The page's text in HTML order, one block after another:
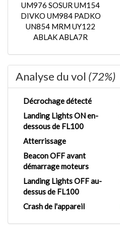
UM976 SOSUR UM154
DIVKO UM984 PADKO
UN854 MRM UY122
ABLAK ABLA7R
Analyse du vol (72%)
Décrochage détecté
Landing Lights ON en-
dessous de FL100
Atterrissage
Beacon OFF avant
démarrage moteurs
Landing Lights OFF au-
dessus de FL100
Crash de l'appareil